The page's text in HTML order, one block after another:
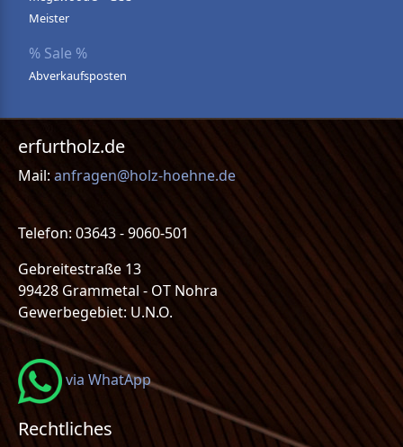
Meister
% Sale %
Abverkaufsposten
erfurtholz.de
Mail: anfragen@holz-hoehne.de
Telefon: 03643 - 9060-501
Gebreitestraße 13
99428 Grammetal - OT Nohra
Gewerbegebiet: U.N.O.
via WhatApp
Rechtliches